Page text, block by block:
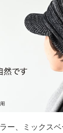
ー、ミックス